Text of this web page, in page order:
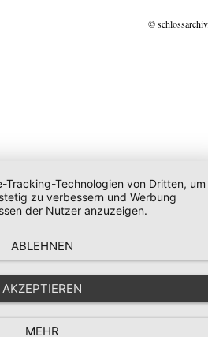
©
Tracking-Technologien von Dritten, um
zu verbessern und Werbung
der Nutzer anzuzeigen.
ABLEHNEN
AKZEPTIEREN
MEHR